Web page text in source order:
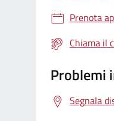
Prenota
Chiama il
Problemi
Segnala